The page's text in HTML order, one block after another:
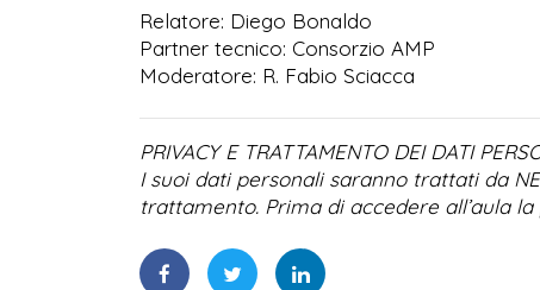
Relatore: Diego Bonaldo
Partner tecnico: Consorzio AMP
Moderatore: R. Fabio Sciacca
PRIVACY E TRATTAMENTO DEI DATI
I suoi dati personali saranno trattati da
trattamento. Prima di accedere all’aula